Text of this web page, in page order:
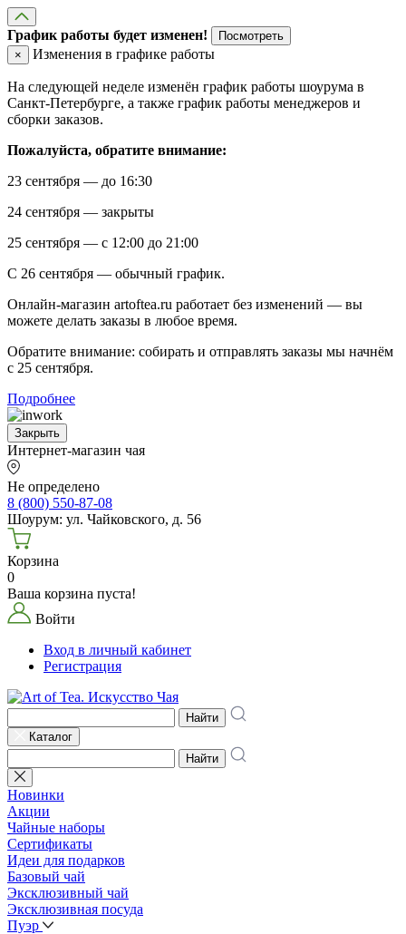
График работы будет изменен!
Посмотреть
×
Изменения в графике работы
На следующей неделе изменён график работы шоурума в
Санкт-Петербурге, а также график работы менеджеров и
сборки заказов.
Пожалуйста, обратите внимание:
23 сентября — до 16:30
24 сентября — закрыты
25 сентября — с 12:00 до 21:00
С 26 сентября — обычный график.
Онлайн-магазин artoftea.ru работает без изменений — вы
можете делать заказы в любое время.
Обратите внимание: собирать и отправлять заказы мы начнём
с 25 сентября.
Подробнее
Закрыть
Интернет-магазин чая
Не определено
8 (800) 550-87-08
Шоурум: ул. Чайковского, д. 56
Корзина
0
Ваша корзина пуста!
Войти
Вход в личный кабинет
Регистрация
Найти
Каталог
Найти
Новинки
Акции
Чайные наборы
Сертификаты
Идеи для подарков
Базовый чай
Эксклюзивный чай
Эксклюзивная посуда
Пуэр